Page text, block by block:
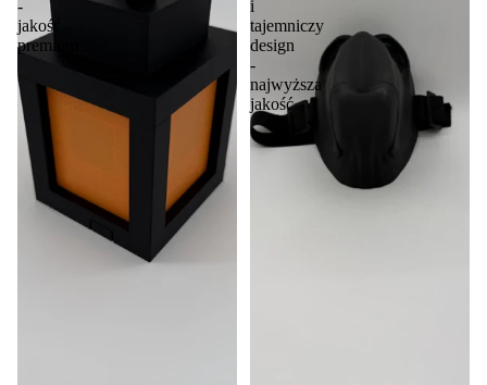
-
jakość
premium
i
tajemniczy
design
-
najwyższa
jakość